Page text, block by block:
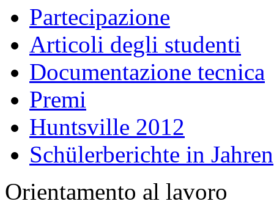
Partecipazione
Articoli degli studenti
Documentazione tecnica
Premi
Huntsville 2012
Schülerberichte in Jahren
Orientamento al lavoro